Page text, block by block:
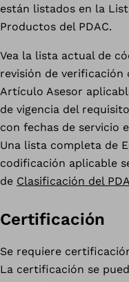
están listados en la
Productos del PDAC.
Vea la lista actual de
revisión de verificación
Artículo Asesor
de vigencia del
con fechas de servicio
Una lista completa de
codificación aplicable
de Clasificación del
Certificación
Se requiere
La certificación se